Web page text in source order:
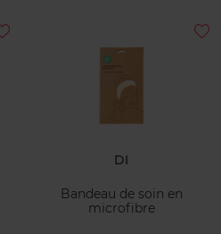
DI
Bandeau de soin en
microfibre